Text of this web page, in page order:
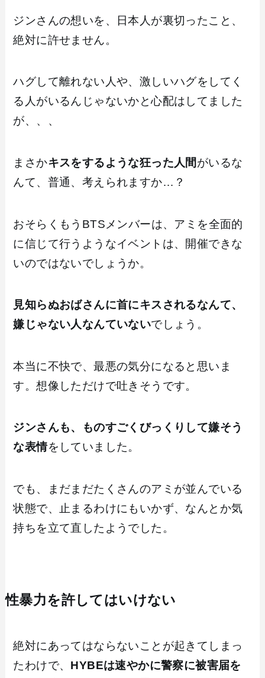
ジンさんの想いを、日本人が裏切ったこと、
絶対に許せません。
ハグして離れない人や、激しいハグをしてく
る人がいるんじゃないかと心配はしてました
が、、、
まさかキスをするような狂った人間がいるな
んて、普通、考えられますか…？
おそらくもうBTSメンバーは、アミを全面的
に信じて行うようなイベントは、開催できな
いのではないでしょうか。
見知らぬおばさんに首にキスされるなんて、
嫌じゃない人なんていないでしょう。
本当に不快で、最悪の気分になると思いま
す。想像しただけで吐きそうです。
ジンさんも、ものすごくびっくりして嫌そう
な表情をしていました。
でも、まだまだたくさんのアミが並んでいる
状態で、止まるわけにもいかず、なんとか気
持ちを立て直したようでした。
性暴力を許してはいけない
絶対にあってはならないことが起きてしまっ
たわけで、 HYBEは速やかに警察に被害届を